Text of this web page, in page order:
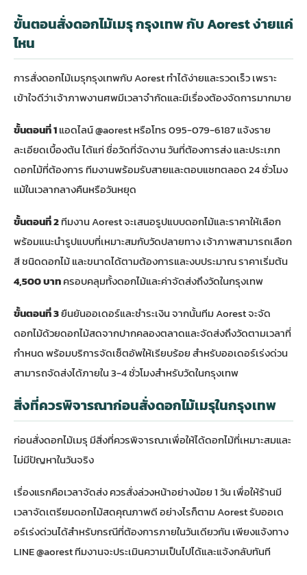
ขั้นตอนสั่งดอกไม้เมรุ กรุงเทพ กับ Aorest ง่ายแค่
ไหน
การสั่งดอกไม้เมรุกรุงเทพกับ Aorest ทำได้ง่ายและรวดเร็ว เพราะ
เข้าใจดีว่าเจ้าภาพงานศพมีเวลาจำกัดและมีเรื่องต้องจัดการมากมาย
ขั้นตอนที่ 1แอดไลน์ @aorest หรือโทร 095-079-6187 แจ้งราย
ละเอียดเบื้องต้น ได้แก่ ชื่อวัดที่จัดงาน วันที่ต้องการส่ง และประเภท
ดอกไม้ที่ต้องการ ทีมงานพร้อมรับสายและตอบแชทตลอด 24 ชั่วโมง
แม้ในเวลากลางคืนหรือวันหยุด
ขั้นตอนที่ 2ทีมงาน Aorest จะเสนอรูปแบบดอกไม้และราคาให้เลือก
พร้อมแนะนำรูปแบบที่เหมาะสมกับวัดปลายทาง เจ้าภาพสามารถเลือก
สี ชนิดดอกไม้ และขนาดได้ตามต้องการและงบประมาณ ราคาเริ่มต้น
4,500 บาทครอบคลุมทั้งดอกไม้และค่าจัดส่งถึงวัดในกรุงเทพ
ขั้นตอนที่ 3ยืนยันออเดอร์และชำระเงิน จากนั้นทีม Aorest จะจัด
ดอกไม้ด้วยดอกไม้สดจากปากคลองตลาดและจัดส่งถึงวัดตามเวลาที่
กำหนด พร้อมบริการจัดเซ็ตอัพให้เรียบร้อย สำหรับออเดอร์เร่งด่วน
สามารถจัดส่งได้ภายใน 3-4 ชั่วโมงสำหรับวัดในกรุงเทพ
สิ่งที่ควรพิจารณาก่อนสั่งดอกไม้เมรุในกรุงเทพ
ก่อนสั่งดอกไม้เมรุ มีสิ่งที่ควรพิจารณาเพื่อให้ได้ดอกไม้ที่เหมาะสมและ
ไม่มีปัญหาในวันจริง
เรื่องแรกคือเวลาจัดส่ง ควรสั่งล่วงหน้าอย่างน้อย 1 วัน เพื่อให้ร้านมี
เวลาจัดเตรียมดอกไม้สดคุณภาพดี อย่างไรก็ตาม Aorest รับออเด
อร์เร่งด่วนได้สำหรับกรณีที่ต้องการภายในวันเดียวกัน เพียงแจ้งทาง
LINE @aorest ทีมงานจะประเมินความเป็นไปได้และแจ้งกลับทันที